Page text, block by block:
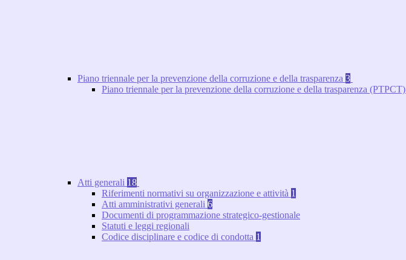
Piano triennale per la prevenzione della corruzione e della trasparenza 3
Piano triennale per la prevenzione della corruzione e della trasparenza (PTPCT)
Atti generali 18
Riferimenti normativi su organizzazione e attività 1
Atti amministrativi generali 6
Documenti di programmazione strategico-gestionale
Statuti e leggi regionali
Codice disciplinare e codice di condotta 1